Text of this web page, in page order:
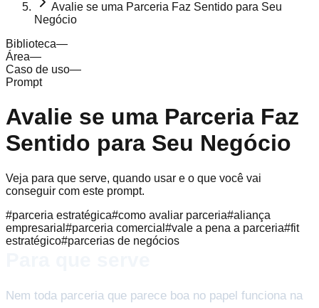
Avalie se uma Parceria Faz Sentido para Seu
Negócio
Biblioteca—
Área—
Caso de uso—
Prompt
Avalie se uma Parceria Faz
Sentido para Seu Negócio
Veja para que serve, quando usar e o que você vai
conseguir com este prompt.
#parceria estratégica#como avaliar parceria#aliança
empresarial #parceria comercial #vale a pena a parceria#fit
estratégico#parcerias de negócios
Nem toda parceria que parece boa no papel funciona na